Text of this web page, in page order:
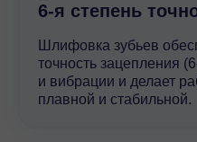
6-я степень
Шлифовка зубьев
точность зацепления
и вибрации и делает
плавной и стабильной.